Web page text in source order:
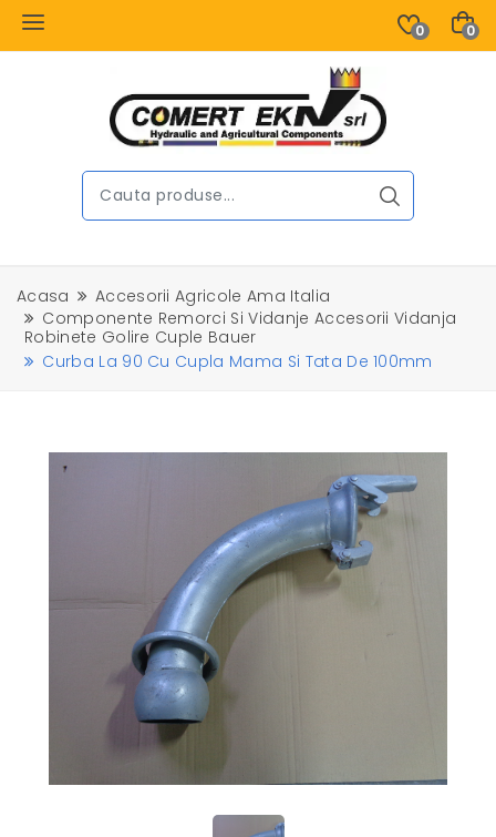
0 0
Acasa
Accesorii Agricole Ama Italia
Componente Remorci Si Vidanje Accesorii Vidanja
Robinete Golire Cuple Bauer
Curba La 90 Cu Cupla Mama Si Tata De 100mm